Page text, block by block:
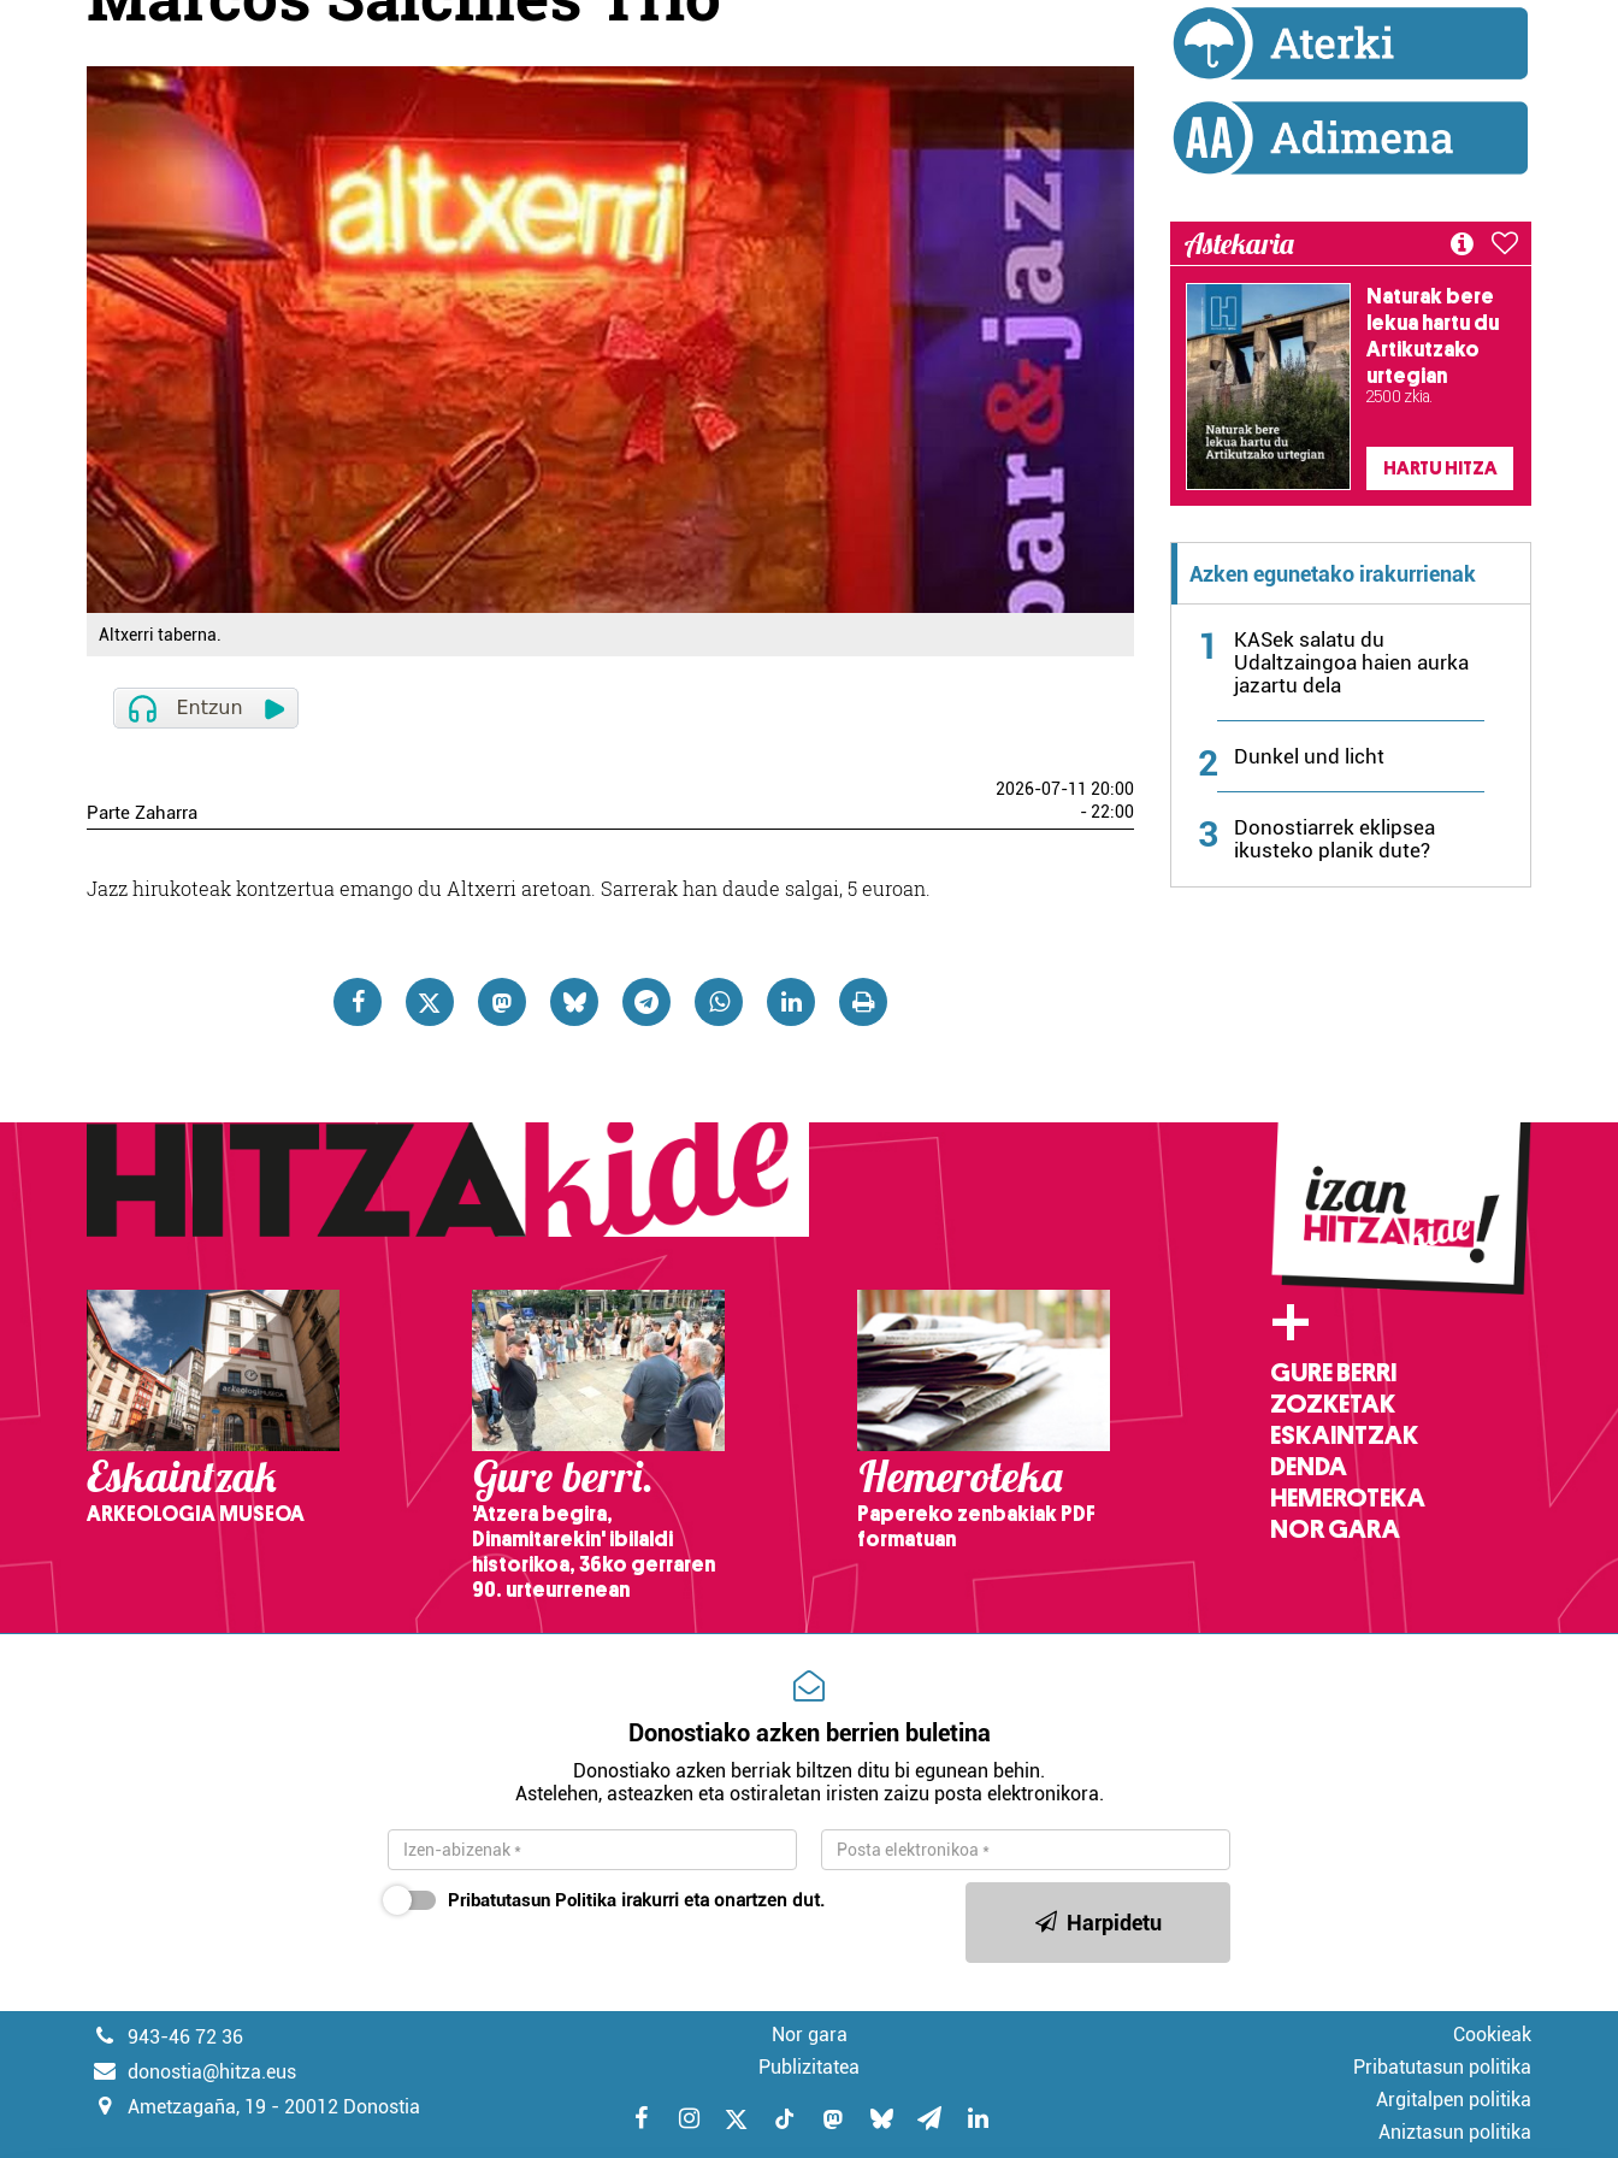
Altxerri taberna.
Parte Zaharra
2026-07-11 20:00
- 22:00
Jazz hirukoteak kontzertua emango du Altxerri aretoan. Sarrerak han daude salgai, 5 euroan.
Astekaria
Naturak bere
lekua hartu du
Artikutzako
urtegian
2.500 zkia.
HARTU HITZA
Azken egunetako irakurrienak
1
KASek salatu du
Udaltzaingoa haien aurka
jazartu dela
2 Dunkel und licht
3
Donostiarrek eklipsea
ikusteko planik dute?
Eskaintzak
ARKEOLOGIA MUSEOA
Gure berri.
'Atzera begira,
Dinamitarekin' ibilaldi
historikoa, 36ko gerraren
90. urteurrenean
Hemeroteka
Papereko zenbakiak PDF
formatuan
+
GURE BERRI
ZOZKETAK
ESKAINTZAK
DENDA
HEMEROTEKA
NOR GARA
Donostiako azken berrien buletina
Donostiako azken berriak biltzen ditu bi egunean behin.
Astelehen, asteazken eta ostiraletan iristen zaizu posta elektronikora.
Pribatutasun Politika irakurri eta onartzen dut.
Harpidetu
943-46 72 36
donostia@hitza.eus
Ametzagaña, 19 - 20012 Donostia
Nor gara
Publizitatea
Cookieak
Pribatutasun politika
Argitalpen politika
Aniztasun politika